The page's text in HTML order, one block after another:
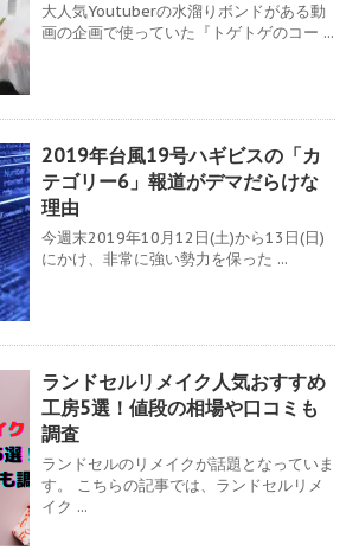
大人気Youtuberの水溜りボンドがある動
画の企画で使っていた『トゲトゲのコー ...
2019年台風19号ハギビスの「カ
テゴリー6」報道がデマだらけな
理由
今週末2019年10月12日(土)から13日(日)
にかけ、非常に強い勢力を保った ...
ランドセルリメイク人気おすすめ
工房5選！値段の相場や口コミも
調査
ランドセルのリメイクが話題となっていま
す。 こちらの記事では、ランドセルリメ
イク ...